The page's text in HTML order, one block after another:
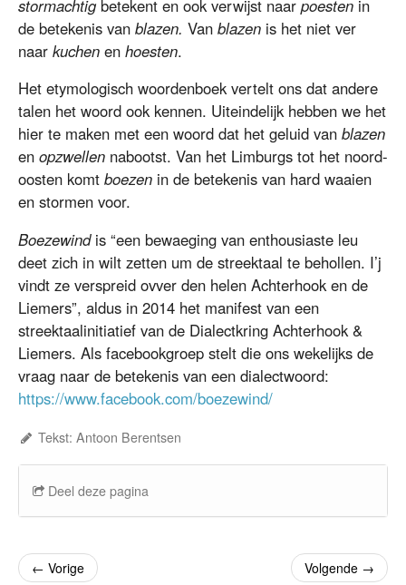
stormachtig betekent en ook verwijst naar poesten in
de betekenis van blazen. Van blazen is het niet ver
naar kuchen en hoesten.
Het etymologisch woordenboek vertelt ons dat andere
talen het woord ook kennen. Uiteindelijk hebben we het
hier te maken met een woord dat het geluid van blazen
en opzwellen nabootst. Van het Limburgs tot het noord-
oosten komt boezen in de betekenis van hard waaien
en stormen voor.
Boezewind is “een bewaeging van enthousiaste leu
deet zich in wilt zetten um de streektaal te behollen. I’j
vindt ze verspreid ovver den helen Achterhook en de
Liemers”, aldus in 2014 het manifest van een
streektaalinitiatief van de Dialectkring Achterhook &
Liemers. Als facebookgroep stelt die ons wekelijks de
vraag naar de betekenis van een dialectwoord:
https://www.facebook.com/boezewind/
Tekst: Antoon Berentsen
Deel deze pagina
← Vorige Volgende →